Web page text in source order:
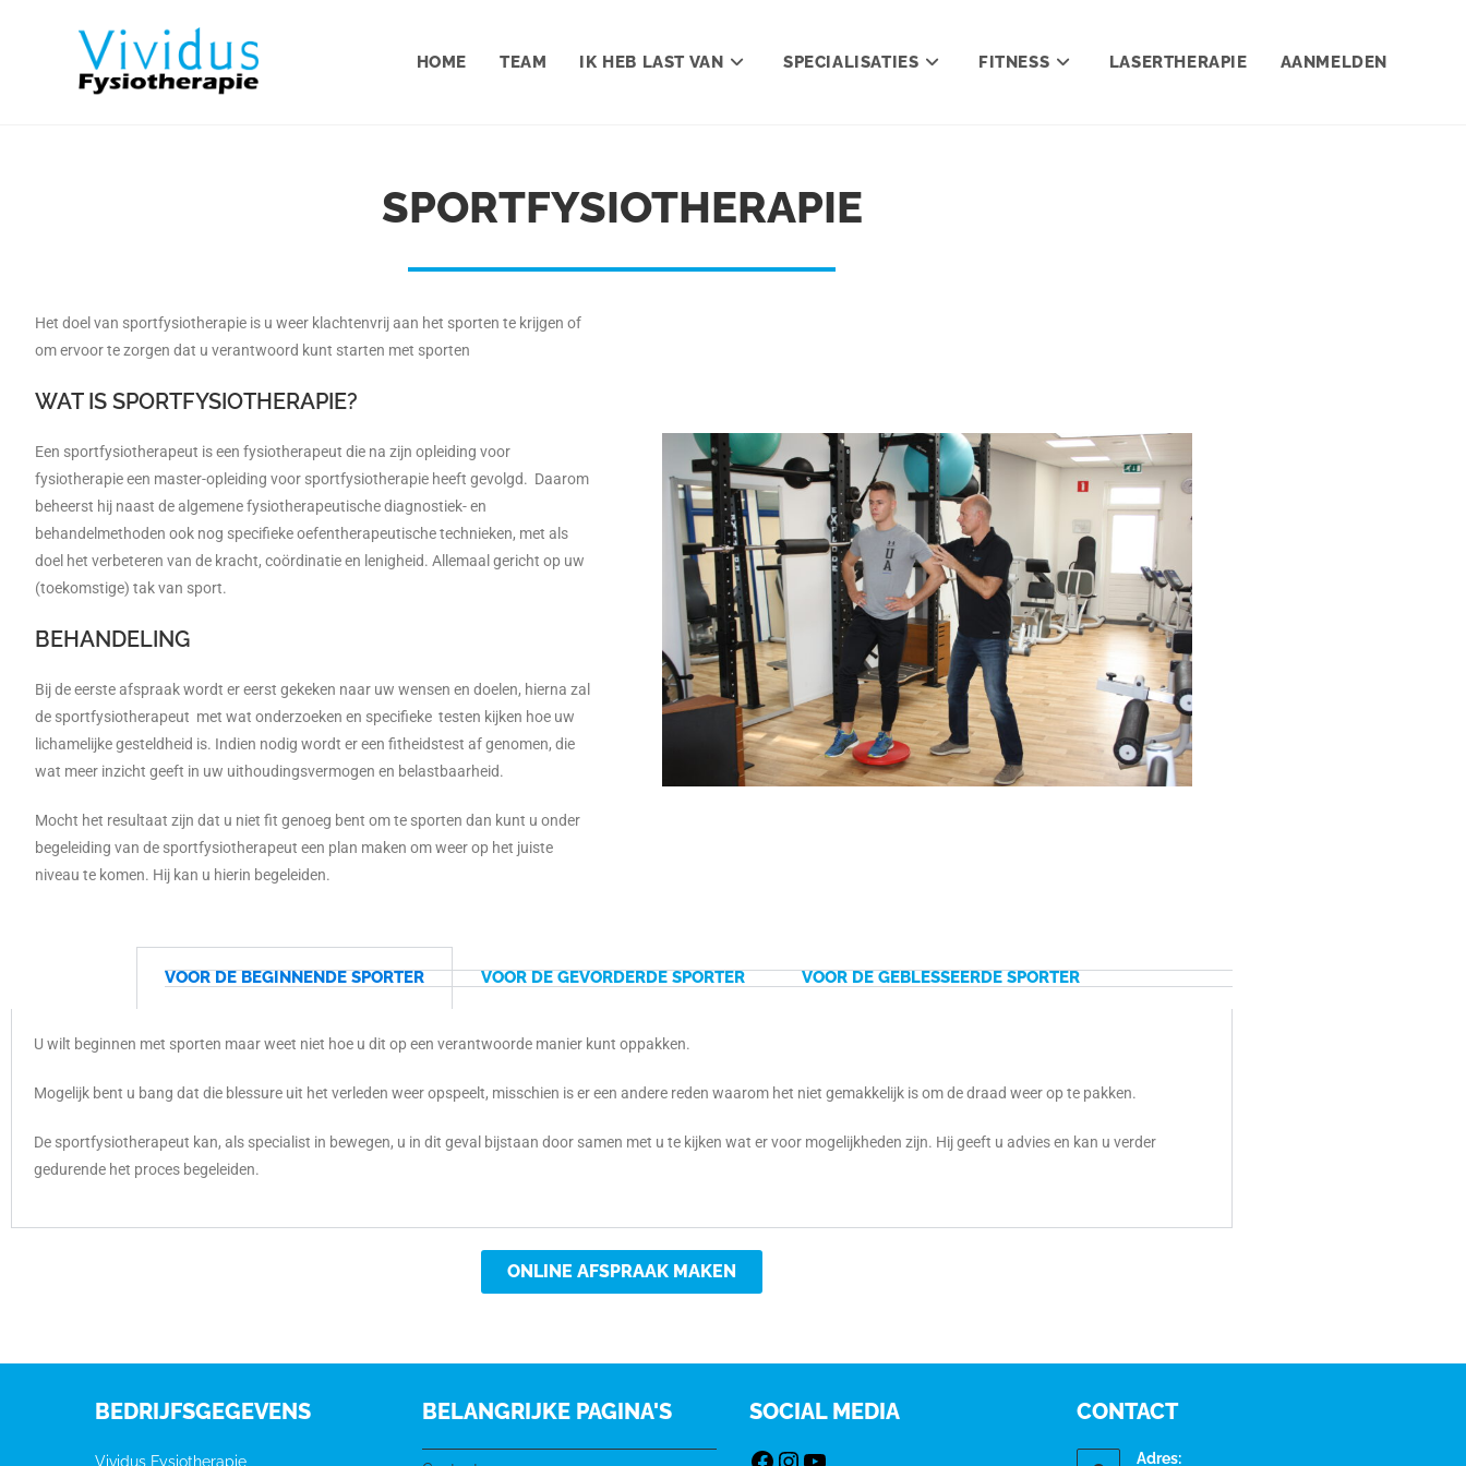
HOME TEAM IK HEB LAST VAN SPECIALISATIES FITNESS LASERTHERAPIE AANMELDEN
SPORTFYSIOTHERAPIE
Het doel van sportfysiotherapie is u weer klachtenvrij aan het sporten te krijgen of
om ervoor te zorgen dat u verantwoord kunt starten met sporten
WAT IS SPORTFYSIOTHERAPIE?
Een sportfysiotherapeut is een fysiotherapeut die na zijn opleiding voor
fysiotherapie een master-opleiding voor sportfysiotherapie heeft gevolgd. Daarom
beheerst hij naast de algemene fysiotherapeutische diagnostiek- en
behandelmethoden ook nog specifieke oefentherapeutische technieken, met als
doel het verbeteren van de kracht, coördinatie en lenigheid. Allemaal gericht op uw
(toekomstige) tak van sport.
BEHANDELING
Bij de eerste afspraak wordt er eerst gekeken naar uw wensen en doelen, hierna zal
de sportfysiotherapeut met wat onderzoeken en specifieke testen kijken hoe uw
lichamelijke gesteldheid is. Indien nodig wordt er een fitheidstest af genomen, die
wat meer inzicht geeft in uw uithoudingsvermogen en belastbaarheid.
Mocht het resultaat zijn dat u niet fit genoeg bent om te sporten dan kunt u onder
begeleiding van de sportfysiotherapeut een plan maken om weer op het juiste
niveau te komen. Hij kan u hierin begeleiden.
VOOR DE BEGINNENDE SPORTER VOOR DE GEVORDERDE SPORTER VOOR DE GEBLESSEERDE SPORTER
U wilt beginnen met sporten maar weet niet hoe u dit op een verantwoorde manier kunt oppakken.
Mogelijk bent u bang dat die blessure uit het verleden weer opspeelt, misschien is er een andere reden waarom het niet gemakkelijk is om de draad weer op te pakken.
De sportfysiotherapeut kan, als specialist in bewegen, u in dit geval bijstaan door samen met u te kijken wat er voor mogelijkheden zijn. Hij geeft u advies en kan u verder
gedurende het proces begeleiden.
ONLINE AFSPRAAK MAKEN
BEDRIJFSGEGEVENS
Vividus Fysiotherapie
BELANGRIJKE PAGINA'S SOCIAL MEDIA CONTACT
Adres: